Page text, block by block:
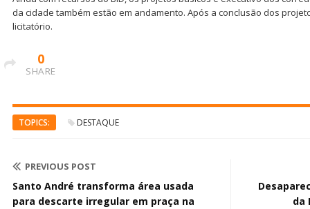
da cidade também estão em andamento. Após a conclusão dos
licitatório.
0
SHARE
TOPICS: DESTAQUE
PREVIOUS POST
Santo André transforma área usada
para descarte irregular em praça na
da